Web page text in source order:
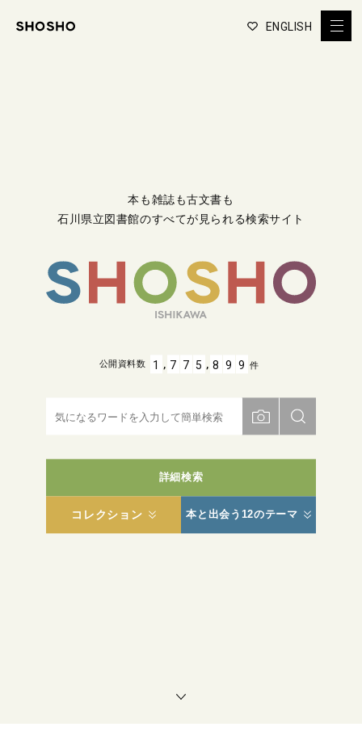
ENGLISH
本も雑誌も古文書も
石川県立図書館のすべてが見られる検索サイト
詳細検索
コレクション 本と出会う12のテーマ
公開資料数 1 , 7 7 5 , 8 9 9 件